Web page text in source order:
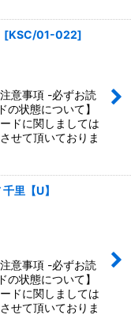
[KSC/01-022]
意事項 -必ずお読
状態について】
ドに関しましては
せて頂いておりま
里【U】
意事項 -必ずお読
状態について】
ドに関しましては
せて頂いておりま